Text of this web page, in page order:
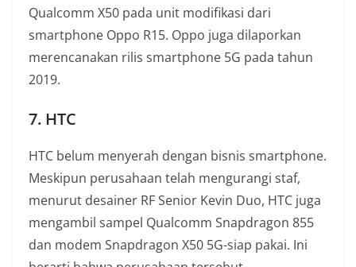
Qualcomm X50 pada unit modifikasi dari
smartphone Oppo R15. Oppo juga dilaporkan
merencanakan rilis smartphone 5G pada tahun
2019.
7. HTC
HTC belum menyerah dengan bisnis smartphone.
Meskipun perusahaan telah mengurangi staf,
menurut desainer RF Senior Kevin Duo, HTC juga
mengambil sampel Qualcomm Snapdragon 855
dan modem Snapdragon X50 5G-siap pakai. Ini